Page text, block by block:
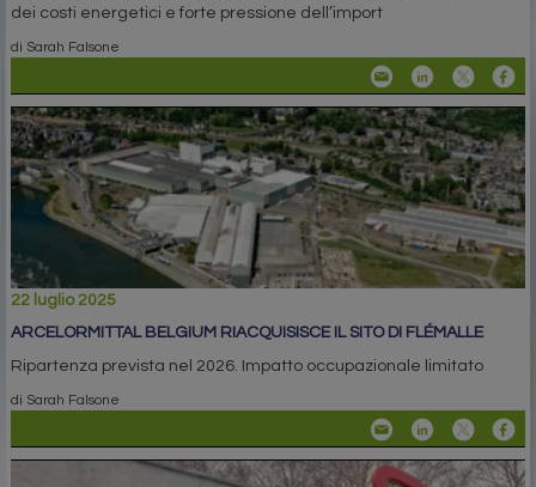
dei costi energetici e forte pressione dell’import
di Sarah Falsone
22 luglio 2025
ARCELORMITTAL BELGIUM RIACQUISISCE IL SITO DI FLÉMALLE
Ripartenza prevista nel 2026. Impatto occupazionale limitato
di Sarah Falsone